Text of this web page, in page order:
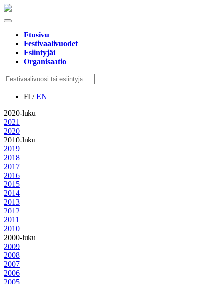
Etusivu
Festivaalivuodet
Esiintyjät
Organisaatio
FI /EN
2020-luku
2021
2020
2010-luku
2019
2018
2017
2016
2015
2014
2013
2012
2011
2010
2000-luku
2009
2008
2007
2006
2005